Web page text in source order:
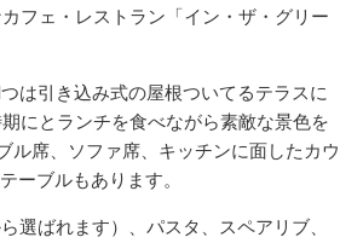
フェ・レストラン「イン・ザ・グリー
は引き込み式の屋根ついてるテラスに
にとランチを食べながら素敵な景色を
ル席、ソファ席、キッチンに面したカウ
ーブルもあります。
選ばれます）、パスタ、スペアリブ、